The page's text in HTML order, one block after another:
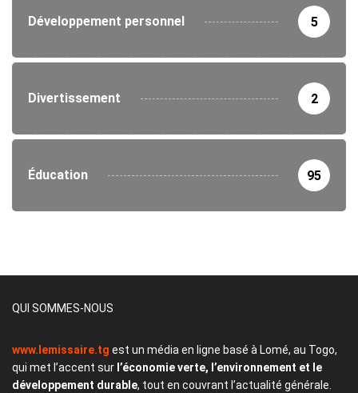
Développement personnel 5
Divertissement 2
Éducation 95
QUI SOMMES-NOUS
www.lemissaire.tg est un média en ligne basé à Lomé, au Togo,
qui met l’accent sur l’économie verte, l’environnement et le
développement durable, tout en couvrant l’actualité générale.